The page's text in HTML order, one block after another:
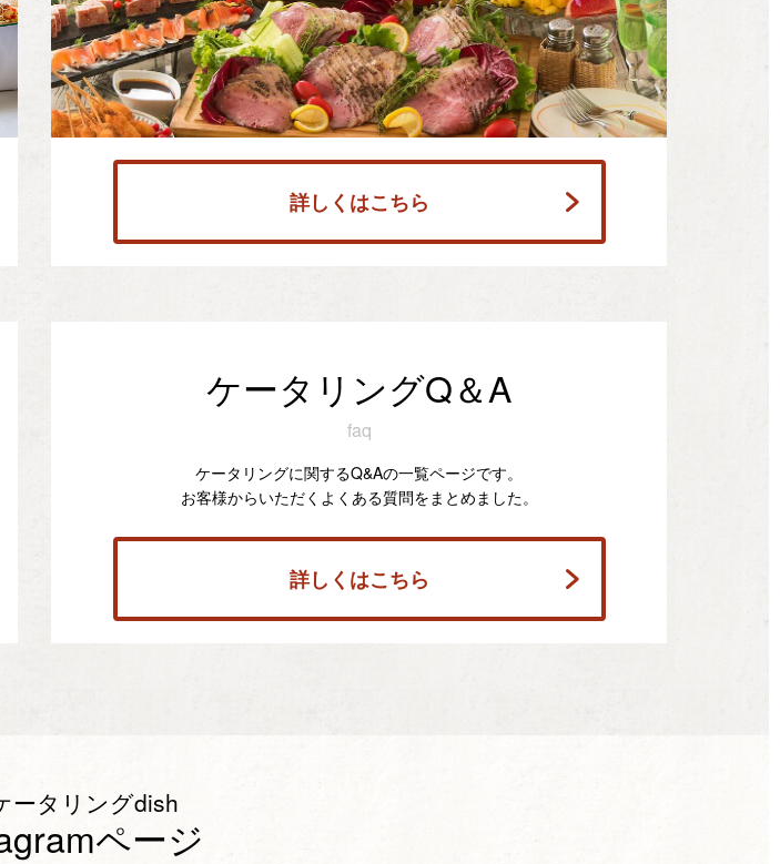
詳しくはこちら
ケータリングQ＆A
faq
ケータリングに関するQ&Aの一覧ページです。
お客様からいただくよくある質問をまとめました。
詳しくはこちら
ータリングdish
ページ